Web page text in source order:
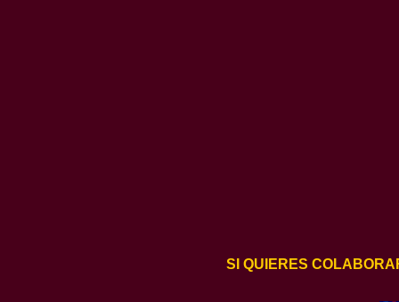
SI QUIERES